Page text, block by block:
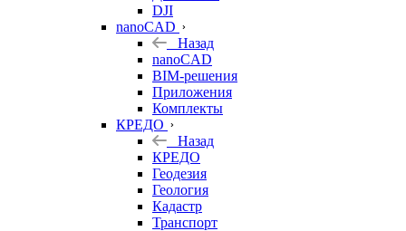
DJI
nanoCAD
Назад
nanoCAD
BIM-решения
Приложения
Комплекты
КРЕДО
Назад
КРЕДО
Геодезия
Геология
Кадастр
Транспорт